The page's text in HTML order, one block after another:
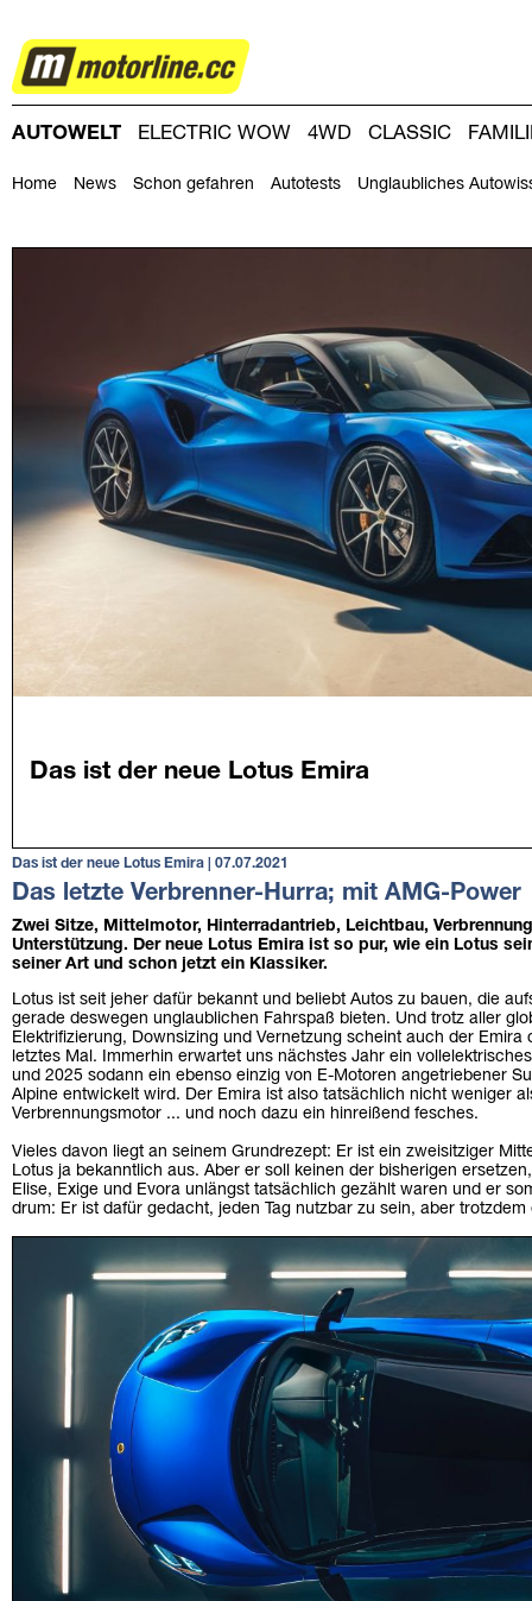
AUTOWELT
AUTOWELT
Home News Schon gefahren Autotests Unglaubliches
ELECTRIC WOW 4WD CLASSIC
Das ist der neue Lotus Emira | 07.07.2021
Das letzte Verbrenner-Hurra; mit AMG-Power
Zwei Sitze, Mittelmotor, Hinterradantrieb, Leichtbau,
Unterstützung. Der neue Lotus Emira ist so pur, wie ein Lotus
seiner Art und schon jetzt ein Klassiker.
Lotus ist seit jeher dafür bekannt und beliebt Autos zu bauen, die
gerade deswegen unglaublichen Fahrspaß bieten. Und trotz aller
Elektrifizierung, Downsizing und Vernetzung scheint auch der
letztes Mal. Immerhin erwartet uns nächstes Jahr ein
und 2025 sodann ein ebenso einzig von E-Motoren angetriebener
Alpine entwickelt wird. Der Emira ist also tatsächlich nicht weniger
Verbrennungsmotor ... und noch dazu ein hinreißend fesches.
Vieles davon liegt an seinem Grundrezept: Er ist ein zweisitziger
Lotus ja bekanntlich aus. Aber er soll keinen der bisherigen
Elise, Exige und Evora unlängst tatsächlich gezählt waren und er
drum: Er ist dafür gedacht, jeden Tag nutzbar zu sein, aber